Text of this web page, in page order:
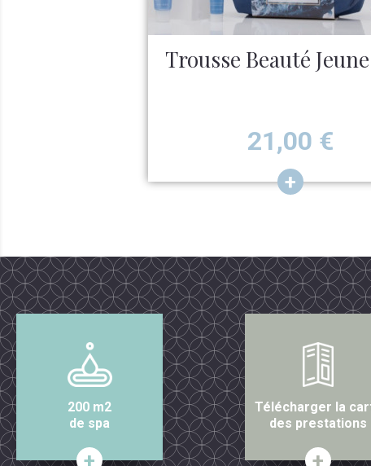
Trousse Beauté
Prix
21,00 €
200 m2
de spa
Télécharger la
des prestations